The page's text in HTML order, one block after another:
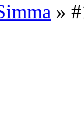
»